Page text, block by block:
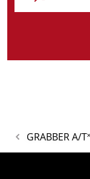
GRABBER A/T˟